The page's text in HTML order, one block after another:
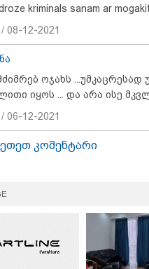
ამ წუთებში თავს
სავარაუდოდ არა
მარტო
- რა
ინფორმაციას
ადვოკატი?
პოლიტიკა
kriminals sanam ar
08-12-2021
ოჯახს
იყოს ... და არა ისე
06-12-2021
კომენტარი